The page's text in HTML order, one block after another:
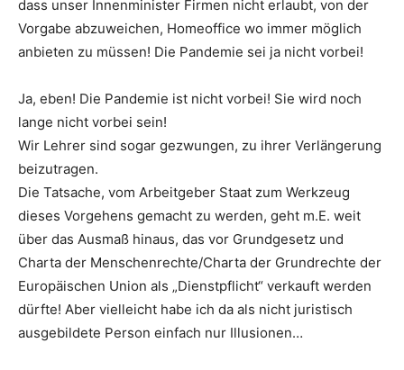
dass unser Innenminister Firmen nicht erlaubt, von der
Vorgabe abzuweichen, Homeoffice wo immer möglich
anbieten zu müssen! Die Pandemie sei ja nicht vorbei!
Ja, eben! Die Pandemie ist nicht vorbei! Sie wird noch
lange nicht vorbei sein!
Wir Lehrer sind sogar gezwungen, zu ihrer Verlängerung
beizutragen.
Die Tatsache, vom Arbeitgeber Staat zum Werkzeug
dieses Vorgehens gemacht zu werden, geht m.E. weit
über das Ausmaß hinaus, das vor Grundgesetz und
Charta der Menschenrechte/Charta der Grundrechte der
Europäischen Union als „Dienstpflicht“ verkauft werden
dürfte! Aber vielleicht habe ich da als nicht juristisch
ausgebildete Person einfach nur Illusionen…